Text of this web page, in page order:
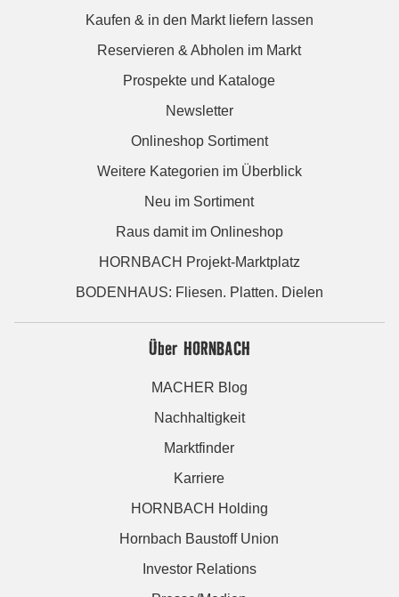
Kaufen & in den Markt liefern lassen
Reservieren & Abholen im Markt
Prospekte und Kataloge
Newsletter
Onlineshop Sortiment
Weitere Kategorien im Überblick
Neu im Sortiment
Raus damit im Onlineshop
HORNBACH Projekt-Marktplatz
BODENHAUS: Fliesen. Platten. Dielen
Über HORNBACH
MACHER Blog
Nachhaltigkeit
Marktfinder
Karriere
HORNBACH Holding
Hornbach Baustoff Union
Investor Relations